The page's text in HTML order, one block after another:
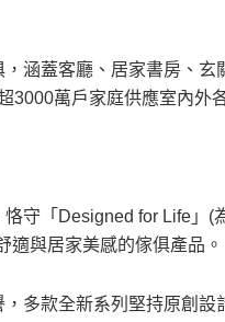
涵蓋客廳、居家書房、
3000萬戶家庭供應室內外
恪守 「 Designed for Life 」 (
適與居家美感的傢俱產品。
多款全新系列堅持原創